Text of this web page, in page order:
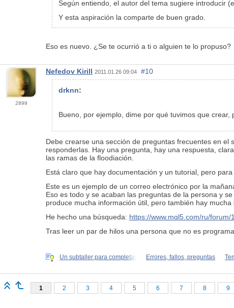
Según entiendo, el autor del tema sugiere introducir
Y esta aspiración la comparte de buen grado.
Eso es nuevo. ¿Se te ocurrió a ti o alguien te lo propuso?
2899
Nefedov Kirill 2011.01.26 09:04 #10
drknn:
Bueno, por ejemplo, dime por qué tuvimos que crear,
Debe crearse una sección de preguntas frecuentes en
responderlas. Hay una pregunta, hay una respuesta,
las ramas de la floodiación.
Está claro que hay documentación y un tutorial, pero
Este es un ejemplo de un correo electrónico por la
Eso es todo y se acaban las preguntas de la persona y
produce mucha información útil, pero también hay mucha
He hecho una búsqueda: https://www.mql5.com/ru/forum/
Tras leer un par de hilos una persona que no es
Un subtaller para completar Errores, fallos, preguntas
1 2 3 4 5 6 7 8 9